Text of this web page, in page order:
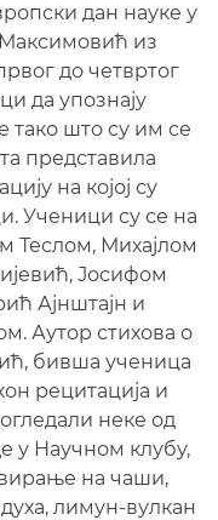
дан науке у
из
до четвртог
да упознају
тако што су им се
представила
на којој су
Ученици су се на
Теслом, Михајлом
Јосифом
Ајнштајн и
Аутор стихова о
бивша ученица
рецитација и
неке од
у Научном клубу,
на чаши,
лимун-вулкан